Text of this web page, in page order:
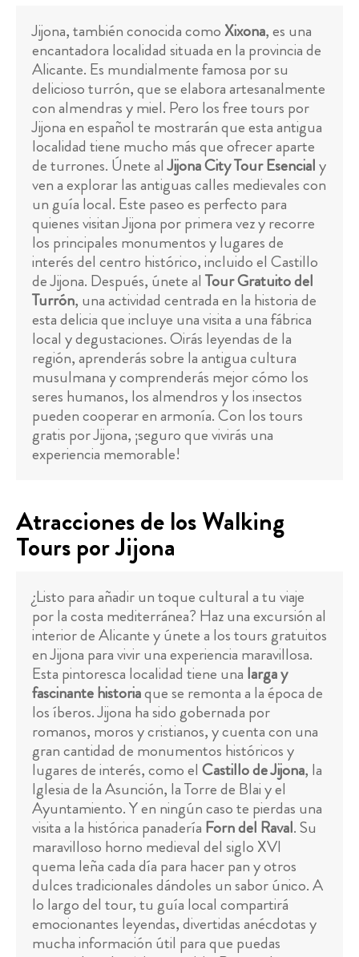
Jijona, también conocida como Xixona, es una
encantadora localidad situada en la provincia de
Alicante. Es mundialmente famosa por su
delicioso turrón, que se elabora artesanalmente
con almendras y miel. Pero los free tours por
Jijona en español te mostrarán que esta antigua
localidad tiene mucho más que ofrecer aparte
de turrones. Únete alJijona City Tour Esencialy
ven a explorar las antiguas calles medievales con
un guía local. Este paseo es perfecto para
quienes visitan Jijona por primera vez y recorre
los principales monumentos y lugares de
interés del centro histórico, incluido el Castillo
de Jijona. Después, únete al Tour Gratuito del
Turrón, una actividad centrada en la historia de
esta delicia que incluye una visita a una fábrica
local y degustaciones. Oirás leyendas de la
región, aprenderás sobre la antigua cultura
musulmana y comprenderás mejor cómo los
seres humanos, los almendros y los insectos
pueden cooperar en armonía. Con los tours
gratis por Jijona, ¡seguro que vivirás una
experiencia memorable!
Atracciones de los Walking
Tours por Jijona
¿Listo para añadir un toque cultural a tu viaje
por la costa mediterránea? Haz una excursión al
interior de Alicante y únete a los tours gratuitos
en Jijona para vivir una experiencia maravillosa.
Esta pintoresca localidad tiene una larga y
fascinante historiaque se remonta a la época de
los íberos. Jijona ha sido gobernada por
romanos, moros y cristianos, y cuenta con una
gran cantidad de monumentos históricos y
lugares de interés, como el Castillo de Jijona, la
Iglesia de la Asunción, la Torre de Blai y el
Ayuntamiento. Y en ningún caso te pierdas una
visita a la histórica panadería Forn del Raval. Su
maravilloso horno medieval del siglo XVI
quema leña cada día para hacer pan y otros
dulces tradicionales dándoles un sabor único. A
lo largo del tour, tu guía local compartirá
emocionantes leyendas, divertidas anécdotas y
mucha información útil para que puedas